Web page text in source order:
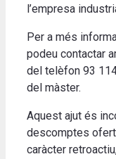
l’empresa
Per a més
podeu contactar
del telèfon 93
del màster.
Aquest ajut és
descomptes
caràcter